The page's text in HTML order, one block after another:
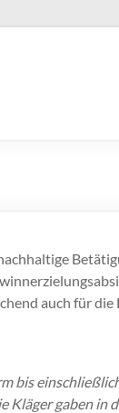
auch für die
bis
Kläger gaben in